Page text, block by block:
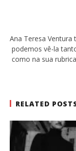
Ana Teresa
podemos vê-la
como na sua
RELATED